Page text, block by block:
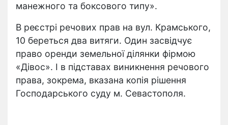
манежного та боксового типу».
В реєстрі речових прав на вул. Крамського,
10 береться два витяги. Один засвідчує
право оренди земельної ділянки фірмою
«Дівос». І в підставах виникнення речового
права, зокрема, вказана копія рішення
Господарського суду м. Севастополя.